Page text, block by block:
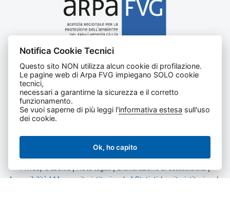
Agenzia regionale per la protezione dell’ambiente del
Friuli Venezia Giulia
C.F. e P. IVA 02096520305
Tel 0432 1918111
Privacy e cookie|Note legali|Dichiarazione di accessibilità|
Accessibilità|Mappa sito istituzionale|Statistiche sito istituzionale
Notifica Cookie Tecnici
Questo sito NON utilizza alcun cookie di profilazione.
Le pagine web di Arpa FVG impiegano SOLO cookie
tecnici,
necessari a garantirne la sicurezza e il corretto
funzionamento.
Se vuoi saperne di più leggi l'informativa estesa sull'uso
dei cookie.
Ok, ho capito